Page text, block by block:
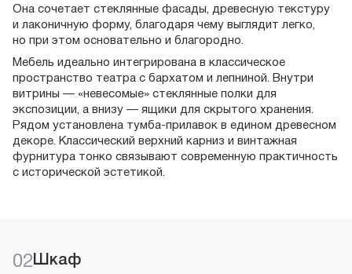
Она сочетает стеклянные фасады, древесную текстуру
и лаконичную форму, благодаря чему выглядит легко,
но при этом основательно и благородно.
Мебель идеально интегрирована в классическое
пространство театра с бархатом и лепниной. Внутри
витрины — «невесомые» стеклянные полки для
экспозиции, а внизу — ящики для скрытого хранения.
Рядом установлена тумба-прилавок в едином древесном
декоре. Классический верхний карниз и винтажная
фурнитура тонко связывают современную практичность
с исторической эстетикой.
02 Шкаф